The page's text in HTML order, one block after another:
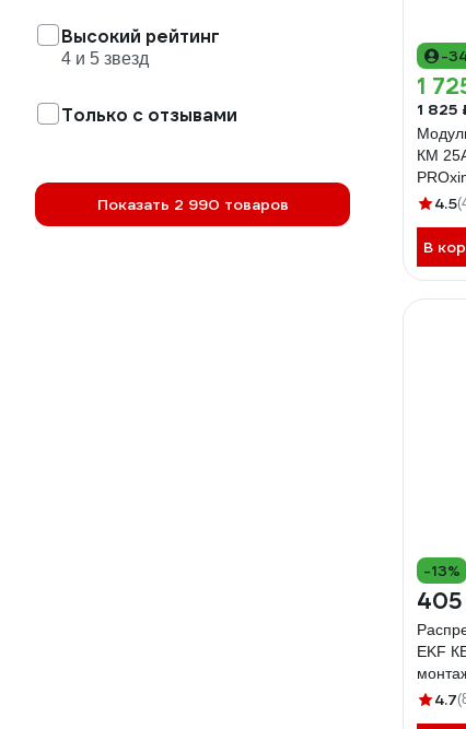
Высокий рейтинг
4 и 5 звезд
Только с отзывами
Показать 2 990 товаров
-
1
1 825
КМ
4.5
В
-13%
EKF
4.7